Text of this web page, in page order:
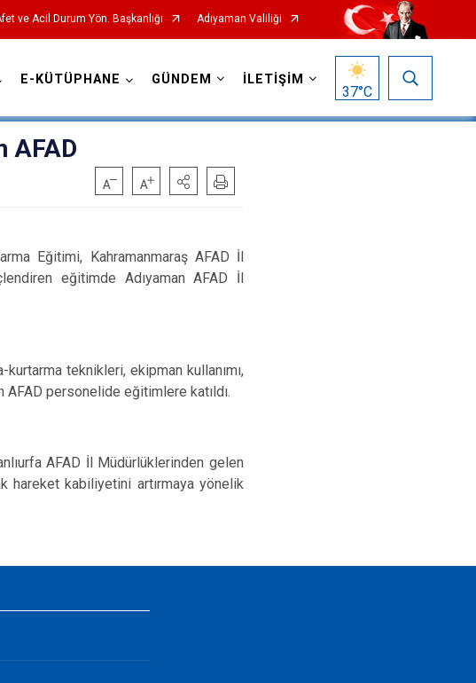
ve Acil Durum Yön. Başkanlığı Adıyaman Valiliği
E-KÜTÜPHANE GÜNDEM İLETİŞİM
37°C
AFAD
Eğitimi, Kahramanmaraş AFAD İl
eğitimde Adıyaman AFAD İl
teknikleri, ekipman kullanımı,
AFAD personelide eğitimlere katıldı.
AFAD İl Müdürlüklerinden gelen
hareket kabiliyetini artırmaya yönelik